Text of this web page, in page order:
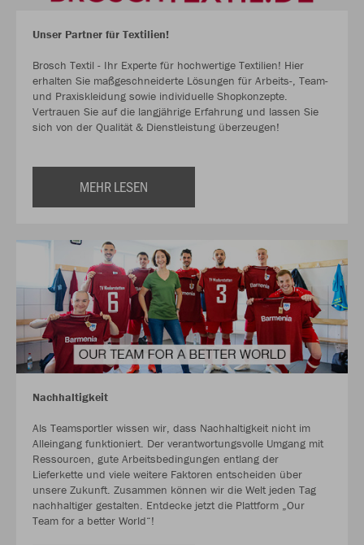
Unser Partner für Textilien!
Brosch Textil - Ihr Experte für hochwertige Textilien! Hier
erhalten Sie maßgeschneiderte Lösungen für Arbeits-, Team-
und Praxiskleidung sowie individuelle Shopkonzepte.
Vertrauen Sie auf die langjährige Erfahrung und lassen Sie
sich von der Qualität & Dienstleistung überzeugen!
MEHR LESEN
Nachhaltigkeit
Als Teamsportler wissen wir, dass Nachhaltigkeit nicht im
Alleingang funktioniert. Der verantwortungsvolle Umgang mit
Ressourcen, gute Arbeitsbedingungen entlang der
Lieferkette und viele weitere Faktoren entscheiden über
unsere Zukunft. Zusammen können wir die Welt jeden Tag
nachhaltiger gestalten. Entdecke jetzt die Plattform „Our
Team for a better World“!